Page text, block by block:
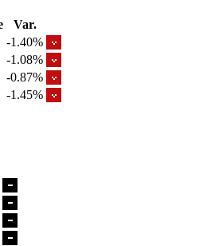
Var.
-1.40%
-1.08%
-0.87%
-1.45%